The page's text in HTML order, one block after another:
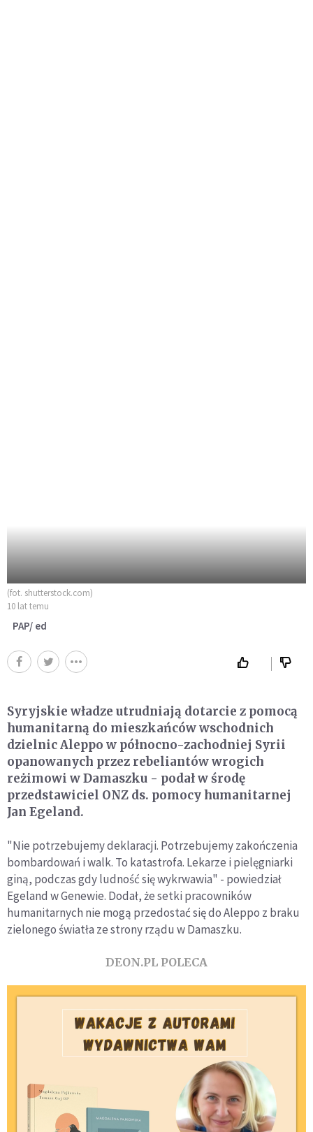
(fot. shutterstock.com)
10 lat temu
PAP/ ed
Syryjskie władze utrudniają dotarcie z pomocą
humanitarną do mieszkańców wschodnich
dzielnic Aleppo w północno-zachodniej Syrii
opanowanych przez rebeliantów wrogich
reżimowi w Damaszku - podał w środę
przedstawiciel ONZ ds. pomocy humanitarnej
Jan Egeland.
"Nie potrzebujemy deklaracji. Potrzebujemy zakończenia
bombardowań i walk. To katastrofa. Lekarze i pielęgniarki
giną, podczas gdy ludność się wykrwawia" - powiedział
Egeland w Genewie. Dodał, że setki pracowników
humanitarnych nie mogą przedostać się do Aleppo z braku
zielonego światła ze strony rządu w Damaszku.
DEON.PL POLECA